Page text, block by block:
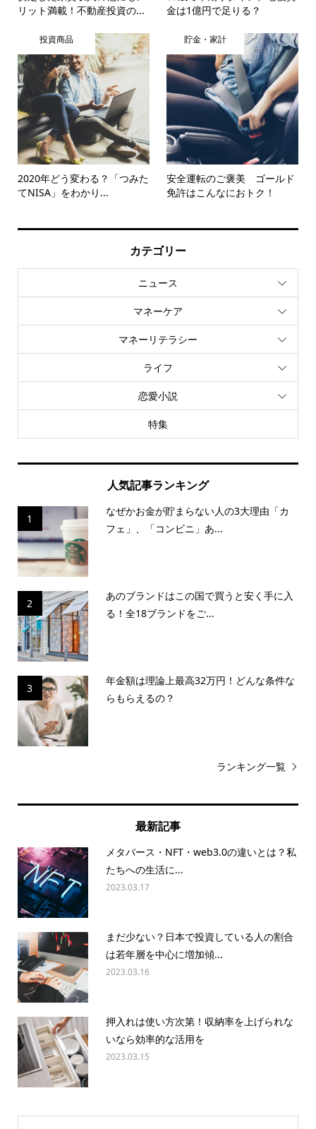
リット満載！不動産投資の...
金は1億円で足りる？
投資商品
2020年どう変わる？「つみた
てNISA」をわかり...
貯金・家計
安全運転のご褒美 ゴールド
免許はこんなにおトク！
カテゴリー
ニュース
マネーケア
マネーリテラシー
ライフ
恋愛小説
特集
人気記事ランキング
1
なぜかお金が貯まらない人の3大理由「カ
フェ」、「コンビニ」あ...
2
あのブランドはこの国で買うと安く手に入
る！全18ブランドをご...
3
年金額は理論上最高32万円！どんな条件な
らもらえるの？
ランキング一覧
最新記事
メタバース・NFT・web3.0の違いとは？私
たちへの生活に...
2023.03.17
まだ少ない？日本で投資している人の割合
は若年層を中心に増加傾...
2023.03.16
押入れは使い方次第！収納率を上げられな
いなら効率的な活用を
2023.03.15